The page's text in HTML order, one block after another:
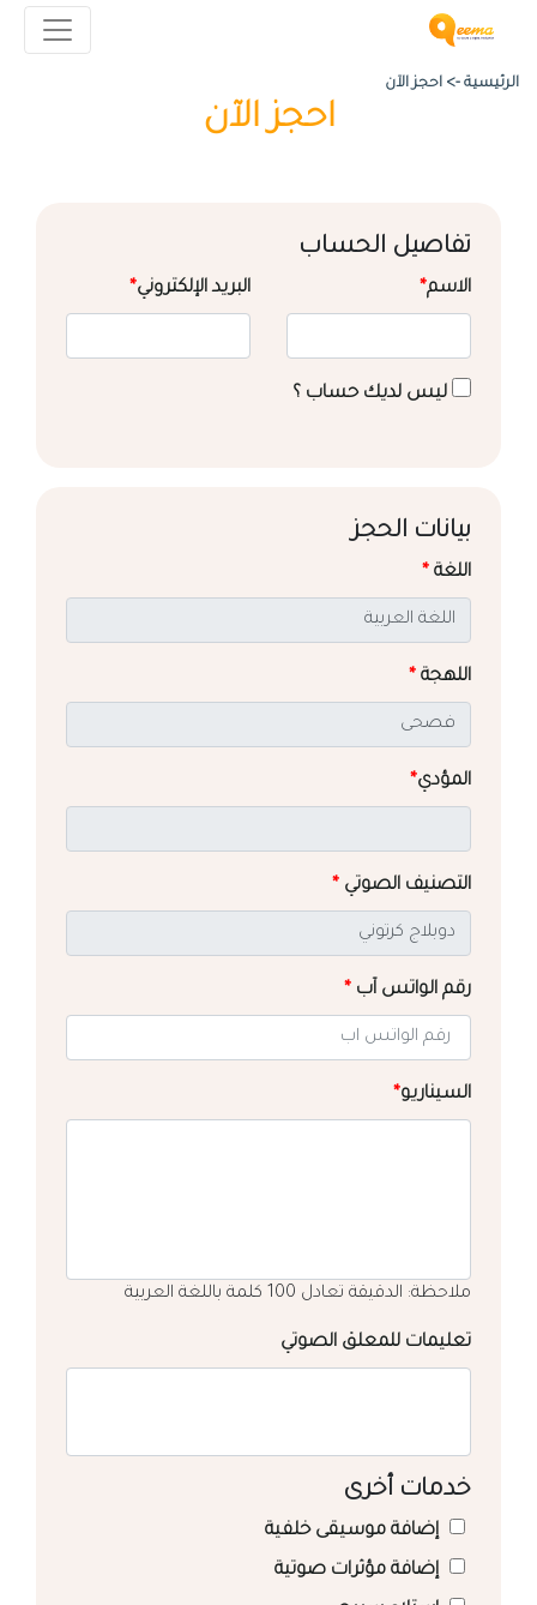
الرئيسية -> احجز الآن
احجز الآن
تفاصيل الحساب
الاسم* البريد الإلكتروني*
ليس لديك حساب ؟
بيانات الحجز
اللغة *
اللهجة *
المؤدي*
التصنيف الصوتي *
رقم الواتس آب *
السيناريو*
ملاحظة: الدقيقة تعادل 100 كلمة باللغة العربية
تعليمات للمعلق الصوتي
خدمات أخرى
إضافة موسيقى خلفية
إضافة مؤثرات صوتية